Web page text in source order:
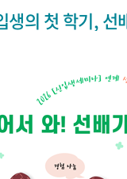
생의 첫 학기, 선